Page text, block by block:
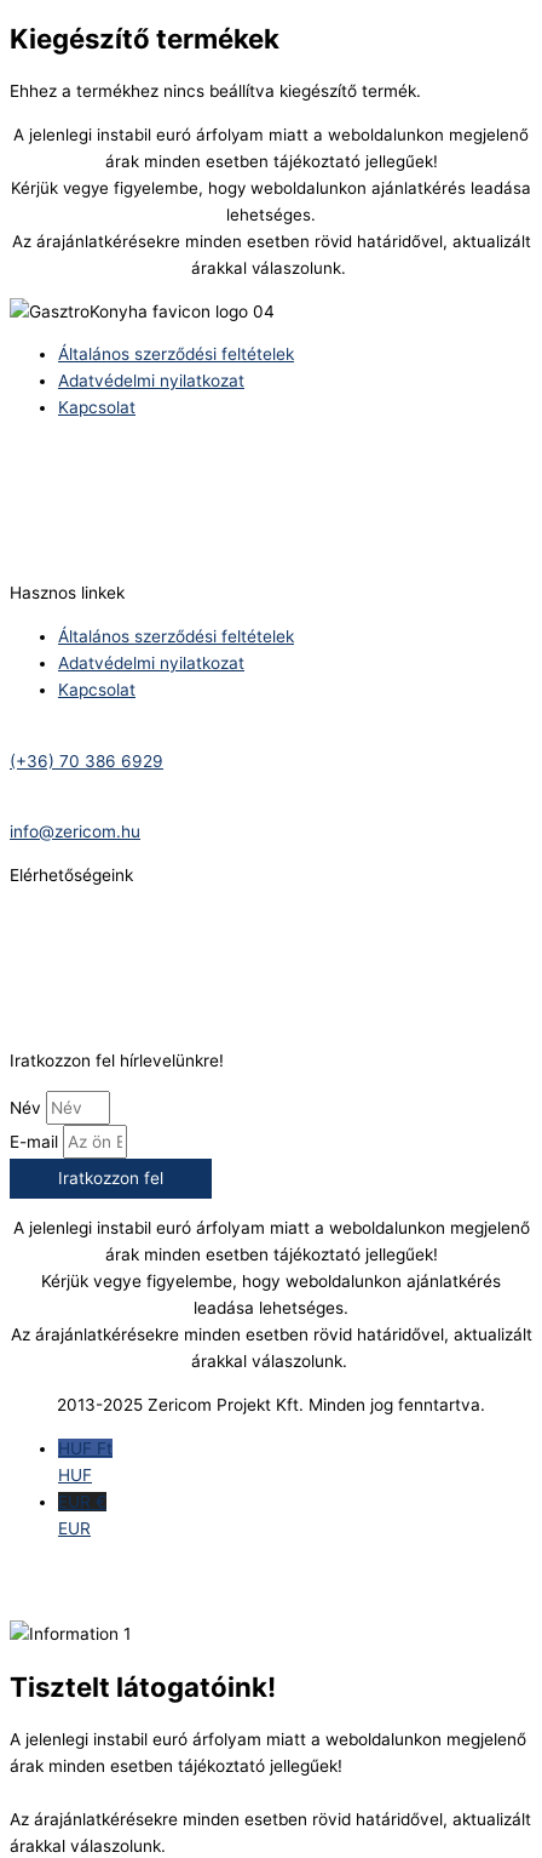
Kiegészítő termékek
Ehhez a termékhez nincs beállítva kiegészítő termék.
A jelenlegi instabil euró árfolyam miatt a weboldalunkon megjelenő
árak minden esetben tájékoztató jellegűek!
Kérjük vegye figyelembe, hogy weboldalunkon ajánlatkérés leadása
lehetséges.
Az árajánlatkérésekre minden esetben rövid határidővel, aktualizált
árakkal válaszolunk.
Általános szerződési feltételek
Adatvédelmi nyilatkozat
Kapcsolat
Hasznos linkek
Általános szerződési feltételek
Adatvédelmi nyilatkozat
Kapcsolat
(+36) 70 386 6929
info@zericom.hu
Elérhetőségeink
Iratkozzon fel hírlevelünkre!
Név
E-mail
Iratkozzon fel
A jelenlegi instabil euró árfolyam miatt a weboldalunkon megjelenő
árak minden esetben tájékoztató jellegűek!
Kérjük vegye figyelembe, hogy weboldalunkon ajánlatkérés
leadása lehetséges.
Az árajánlatkérésekre minden esetben rövid határidővel, aktualizált
árakkal válaszolunk.
2013-2025 Zericom Projekt Kft. Minden jog fenntartva.
HUF Ft
HUF
EUR €
EUR
Tisztelt látogatóink!
A jelenlegi instabil euró árfolyam miatt a weboldalunkon megjelenő
árak minden esetben tájékoztató jellegűek!
Az árajánlatkérésekre minden esetben rövid határidővel, aktualizált
árakkal válaszolunk.